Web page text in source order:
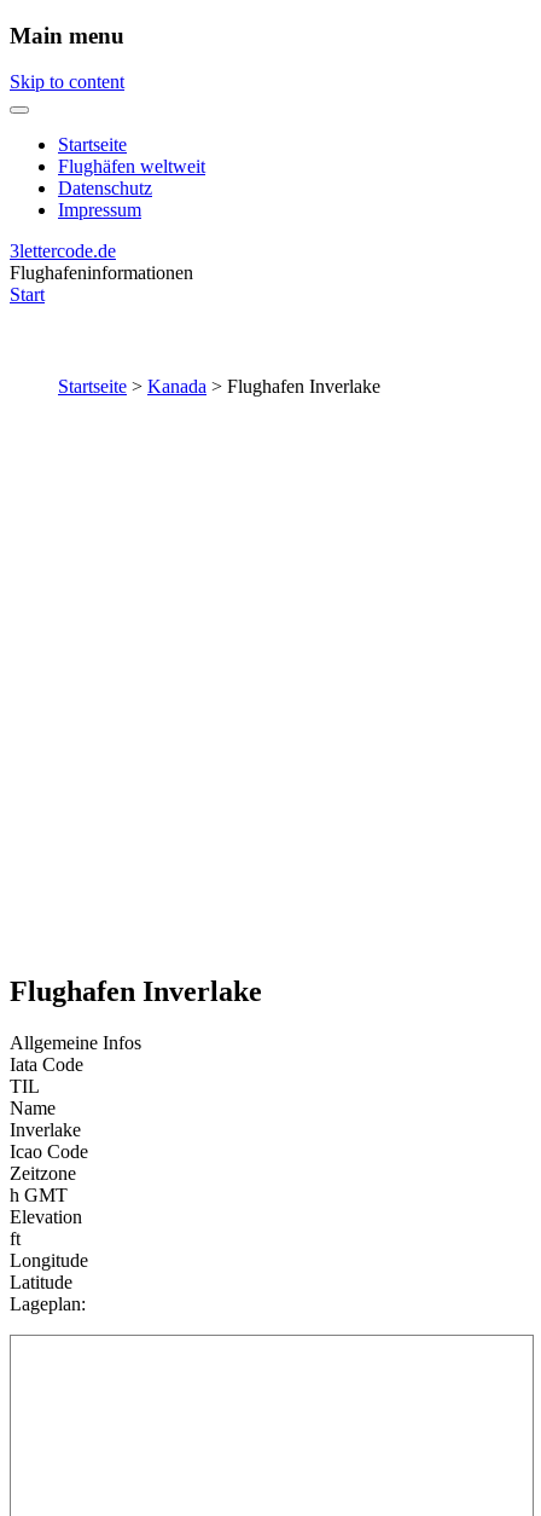
Main menu
Skip to content
Startseite
Flughäfen weltweit
Datenschutz
Impressum
3lettercode.de
Flughafeninformationen
Start
Startseite > Kanada > Flughafen Inverlake
Flughafen Inverlake
Allgemeine Infos
Iata Code
TIL
Name
Inverlake
Icao Code
Zeitzone
h GMT
Elevation
ft
Longitude
Latitude
Lageplan: